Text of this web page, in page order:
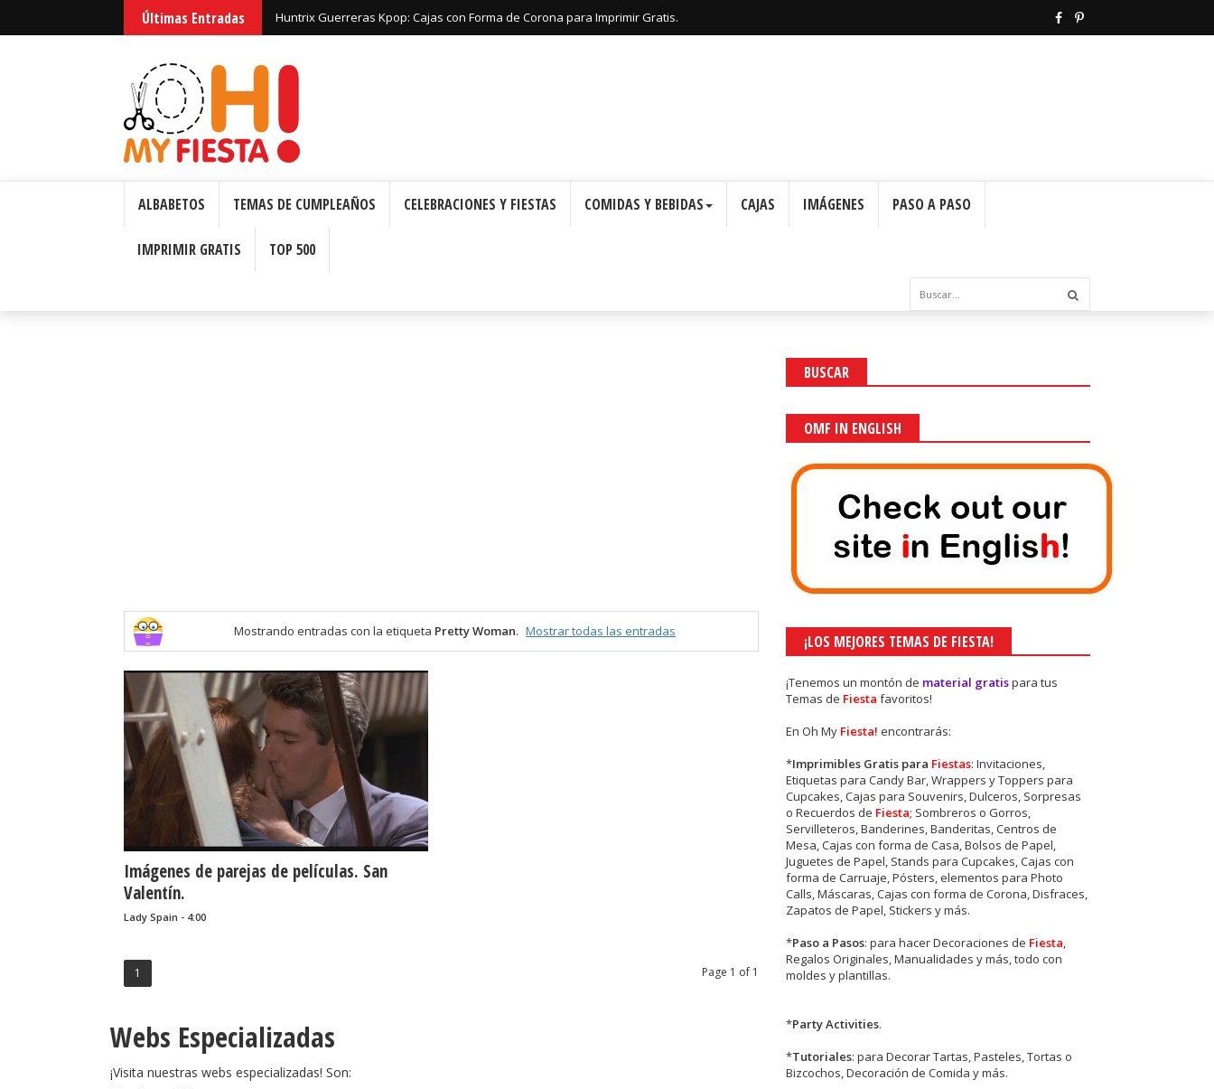
Últimas Entradas Huntrix Guerreras Kpop: Cajas con Forma de Corona para Imprimir Gratis.
ALBABETOS TEMAS DE CUMPLEAÑOS CELEBRACIONES Y FIESTAS COMIDAS Y BEBIDAS CAJAS IMÁGENES PASO A PASO
IMPRIMIR GRATIS TOP 500
Mostrando entradas con la etiqueta Pretty Woman. Mostrar todas las entradas
Imágenes de parejas de películas. San
Valentín.
Lady Spain - 4:00
Page 1 of 1
1
Webs Especializadas
¡Visita nuestras webs especializadas! Son:
BUSCAR
OMF IN ENGLISH
¡LOS MEJORES TEMAS DE FIESTA!
¡Tenemos un montón de material gratispara tus
Temas de Fiestafavoritos!
En Oh My Fiesta!encontrarás:
*Imprimibles Gratis para Fiestas: Invitaciones,
Etiquetas para Candy Bar, Wrappers y Toppers para
Cupcakes, Cajas para Souvenirs, Dulceros, Sorpresas
o Recuerdos de Fiesta; Sombreros o Gorros,
Servilleteros, Banderines, Banderitas, Centros de
Mesa, Cajas con forma de Casa, Bolsos de Papel,
Juguetes de Papel, Stands para Cupcakes, Cajas con
forma de Carruaje, Pósters, elementos para Photo
Calls, Máscaras, Cajas con forma de Corona, Disfraces,
Zapatos de Papel, Stickers y más.
*Paso a Pasos: para hacer Decoraciones de Fiesta,
Regalos Originales, Manualidades y más, todo con
moldes y plantillas.
*Party Activities.
*Tutoriales: para Decorar Tartas, Pasteles, Tortas o
Bizcochos, Decoración de Comida y más.